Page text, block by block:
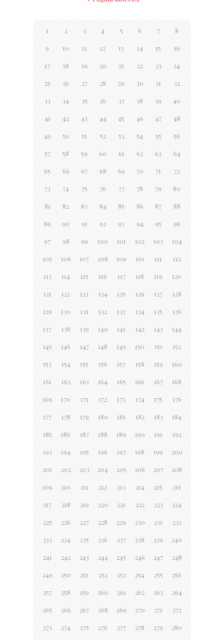
1 2 3 4 5 6 7 8
9 10 11 12 13 14 15 16
17 18 19 20 21 22 23 24
25 26 27 28 29 30 31 32
33 34 35 36 37 38 39 40
41 42 43 44 45 46 47 48
49 50 51 52 53 54 55 56
57 58 59 60 61 62 63 64
65 66 67 68 69 70 71 72
73 74 75 76 77 78 79 80
81 82 83 84 85 86 87 88
89 90 91 92 93 94 95 96
97 98 99 100 101 102 103 104
105 106 107 108 109 110 111 112
113 114 115 116 117 118 119 120
121 122 123 124 125 126 127 128
129 130 131 132 133 134 135 136
137 138 139 140 141 142 143 144
145 146 147 148 149 150 151 152
153 154 155 156 157 158 159 160
161 162 163 164 165 166 167 168
169 170 171 172 173 174 175 176
177 178 179 180 181 182 183 184
185 186 187 188 189 190 191 192
193 194 195 196 197 198 199 200
201 202 203 204 205 206 207 208
209 210 211 212 213 214 215 216
217 218 219 220 221 222 223 224
225 226 227 228 229 230 231 232
233 234 235 236 237 238 239 240
241 242 243 244 245 246 247 248
249 250 251 252 253 254 255 256
257 258 259 260 261 262 263 264
265 266 267 268 269 270 271 272
273 274 275 276 277 278 279 280